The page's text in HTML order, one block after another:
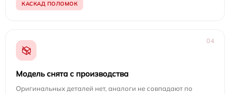
КАСКАД ПОЛОМОК
04
Модель снята с производства
Оригинальных деталей нет, аналоги не совпадают по